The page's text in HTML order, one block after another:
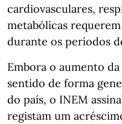
cardiovasculares,
metabólicas
durante os períodos
Embora o aumento
sentido de forma
do país, o INEM
registam um